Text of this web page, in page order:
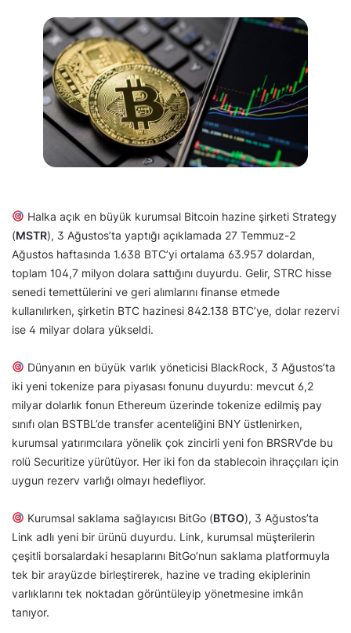
Halka açık en büyük kurumsal Bitcoin hazine şirketi Strategy
(MSTR), 3 Ağustos’ta yaptığı açıklamada 27 Temmuz-2
Ağustos haftasında 1.638 BTC’yi ortalama 63.957 dolardan,
toplam 104,7 milyon dolara sattığını duyurdu. Gelir, STRC hisse
senedi temettülerini ve geri alımlarını finanse etmede
kullanılırken, şirketin BTC hazinesi 842.138 BTC’ye, dolar rezervi
ise 4 milyar dolara yükseldi.
Dünyanın en büyük varlık yöneticisi BlackRock, 3 Ağustos’ta
iki yeni tokenize para piyasası fonunu duyurdu: mevcut 6,2
milyar dolarlık fonun Ethereum üzerinde tokenize edilmiş pay
sınıfı olan BSTBL’de transfer acenteliğini BNY üstlenirken,
kurumsal yatırımcılara yönelik çok zincirli yeni fon BRSRV’de bu
rolü Securitize yürütüyor. Her iki fon da stablecoin ihraççıları için
uygun rezerv varlığı olmayı hedefliyor.
Kurumsal saklama sağlayıcısı BitGo (BTGO), 3 Ağustos’ta
Link adlı yeni bir ürünü duyurdu. Link, kurumsal müşterilerin
çeşitli borsalardaki hesaplarını BitGo’nun saklama platformuyla
tek bir arayüzde birleştirerek, hazine ve trading ekiplerinin
varlıklarını tek noktadan görüntüleyip yönetmesine imkân
tanıyor.